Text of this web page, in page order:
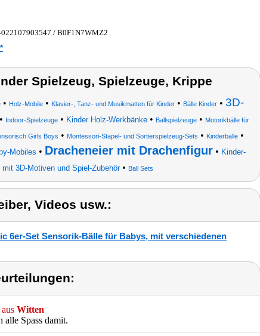
/ B0F1N7WMZ2
Spielzeug, Spielzeuge, Krippe
• Holz-Mobile • Klavier-, Tanz- und Musikmatten für Kinder • Bälle Kinder • 3D-
• Indoor-Spielzeuge • Kinder Holz-Werkbänke • Ballspielzeuge • Motorikbälle für
Girls Boys • Montessori-Stapel- und Sortierspielzeug-Sets • Kinderbälle•
Mobiles • Dracheneier mit Drachenfigur• Kinder-
mit 3D-Motiven und Spiel-Zubehör• Ball Sets
Videos usw.:
6er-Set Sensorik-Bälle für Babys, mit verschiedenen
aus Witten
Spass damit.